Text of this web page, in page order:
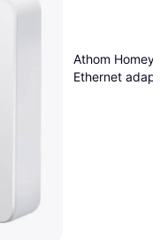
Athom Homey
Ethernet